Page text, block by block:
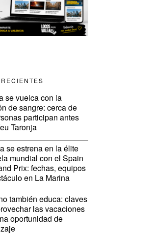
se vuelca con la
de sangre: cerca de
participan antes
Taronja
se estrena en la élite
mundial con el Spain
Prix: fechas, equipos
en La Marina
también educa: claves
las vacaciones
oportunidad de